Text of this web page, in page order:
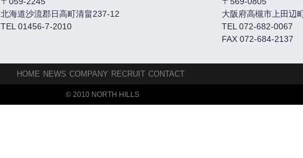
北海道沙流郡日高町清畠237-12
TEL 01456-7-2010
大阪府高槻市上田辺
TEL 072-682-0067
FAX 072-684-2137
HOME NEWS COMPANY RECRUIT CONTACT
© 2010 NORTH HILLS